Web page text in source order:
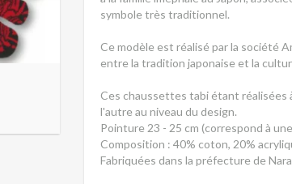
symbole très traditionnel.
Ce modèle est réalisé par la société
entre la tradition japonaise et la
Ces chaussettes tabi étant réalisées
l'autre au niveau du design.
Pointure 23 - 25 cm (correspond à
Composition : 40% coton, 20%
Fabriquées dans la préfecture de